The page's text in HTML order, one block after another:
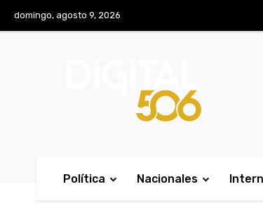
domingo, agosto 9, 2026
Política Nacionales